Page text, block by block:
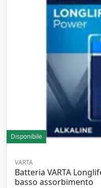
Disponibile
VARTA
Batteria VARTA
basso assorbimento